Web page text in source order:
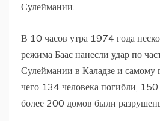
Сулеймании.
В 10 часов утра 1974 года
режима Баас нанесли удар по
Сулеймании в Каладзе и самому
чего 134 человека погибли,
более 200 домов были